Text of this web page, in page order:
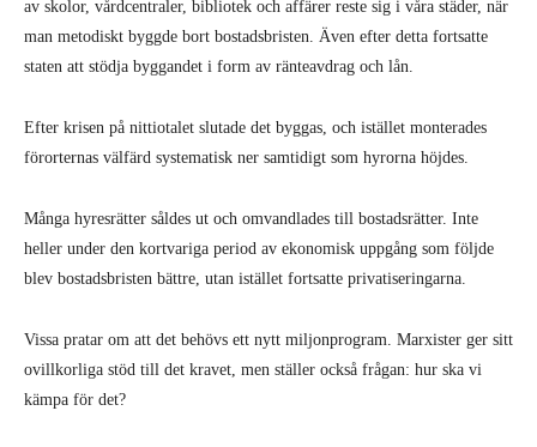
av skolor, vårdcentraler, bibliotek och affärer reste sig i våra städer, när
man metodiskt byggde bort bostadsbristen. Även efter detta fortsatte
staten att stödja byggandet i form av ränteavdrag och lån.
Efter krisen på nittiotalet slutade det byggas, och istället monterades
förorternas välfärd systematisk ner samtidigt som hyrorna höjdes.
Många hyresrätter såldes ut och omvandlades till bostadsrätter. Inte
heller under den kortvariga period av ekonomisk uppgång som följde
blev bostadsbristen bättre, utan istället fortsatte privatiseringarna.
Vissa pratar om att det behövs ett nytt miljonprogram. Marxister ger sitt
ovillkorliga stöd till det kravet, men ställer också frågan: hur ska vi
kämpa för det?